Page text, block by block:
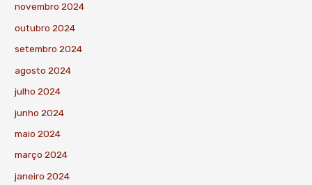
novembro 2024
outubro 2024
setembro 2024
agosto 2024
julho 2024
junho 2024
maio 2024
março 2024
janeiro 2024